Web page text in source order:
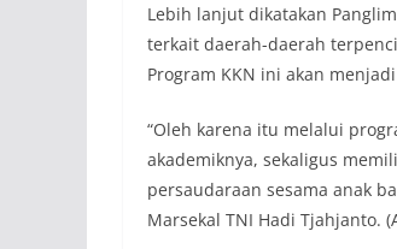
Lebih lanjut dikatakan
terkait daerah-daerah
Program KKN ini akan
“Oleh karena itu melalui
akademiknya, sekaligus
persaudaraan sesama anak
Marsekal TNI Hadi Tjahjanto.